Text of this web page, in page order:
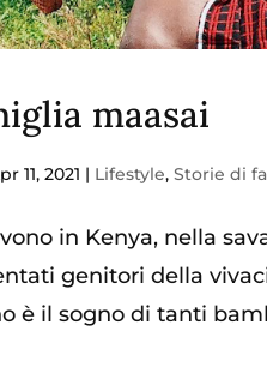
maasai
11, 2021 | Lifestyle,Storie di
in Kenya, nella
genitori della
è il sogno di tanti